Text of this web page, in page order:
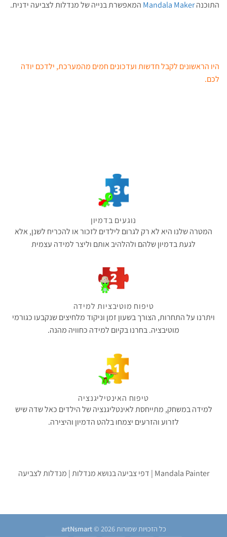
התוכנהMandala Maker המאפשרת בנייה של מנדלות לצביעה ידנית.
היו הראשונים לקבל חדשות ועדכונים חמים מהמערכת, ילדכם יודה
לכם.
נוגעים בדמיון
המטרה שלנו היא לא רק לגרום לילדים לזכור או להכריח לשנן, אלא
לגעת בדמיון שלהם ולהלהיב אותם וליצר למידה עצמית
טיפוח מוטיבציות למידה
ויתרנו על התחרות, הצורך בשעון זמן וניקוד מלחיצים שנקבעו כגורמי
מוטיבציה. בחרנו בקיום למידה כחוויה מהנה.
טיפוח האינטיליגנציה
למידה במשחק, מתייחסת לאינטליגנציה של הילדים כאל שדה שיש
לזרוע והזרעים יצמחו בלהט הדמיון והיצירה.
Mandala Painter | דפי צביעה בנושא מנדלות | מנדלות לצביעה
כל הזכויות שמורות 2026 © artNsmart